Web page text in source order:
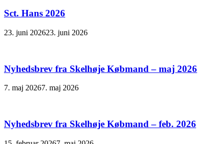
Sct. Hans 2026
23. juni 202623. juni 2026
Nyhedsbrev fra Skelhøje Købmand – maj 2026
7. maj 20267. maj 2026
Nyhedsbrev fra Skelhøje Købmand – feb. 2026